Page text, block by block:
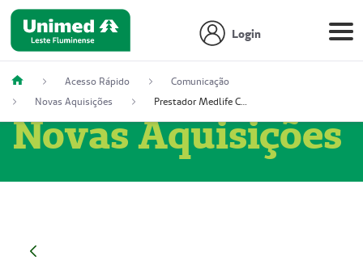
Login
Acesso Rápido
Comunicação
Novas Aquisições
Prestador Medlife Consultas e Diagnósticos (51004334-2)
Novas Aquisições